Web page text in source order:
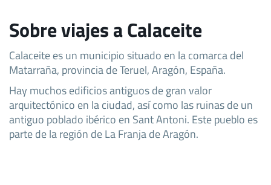
Sobre viajes a Calaceite
Calaceite es un municipio situado en la comarca del
Matarraña, provincia de Teruel, Aragón, España.
Hay muchos edificios antiguos de gran valor
arquitectónico en la ciudad, así como las ruinas de un
antiguo poblado ibérico en Sant Antoni. Este pueblo es
parte de la región de La Franja de Aragón.